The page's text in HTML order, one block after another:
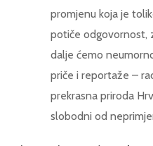
promjenu koja je
potiče odgovornost,
dalje ćemo
priče i reportaže –
prekrasna priroda
slobodni od